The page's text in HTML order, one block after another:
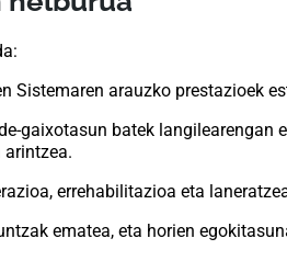
Sistemaren arauzko prestazioek
gaixotasun batek langilearengan
errehabilitazioa eta
ematea, eta horien